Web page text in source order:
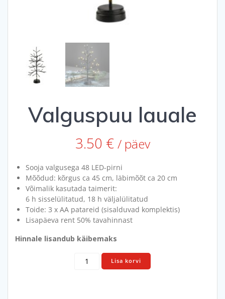
Valguspuu lauale
3.50 € / päev
Sooja valgusega 48 LED-pirni
Mõõdud: kõrgus ca 45 cm, läbimõõt ca 20 cm
Võimalik kasutada taimerit:
6 h sisselülitatud, 18 h väljalülitatud
Toide: 3 x AA patareid (sisalduvad komplektis)
Lisapäeva rent 50% tavahinnast
Hinnale lisandub käibemaks
Valguspuu
lauale
Lisa korvi